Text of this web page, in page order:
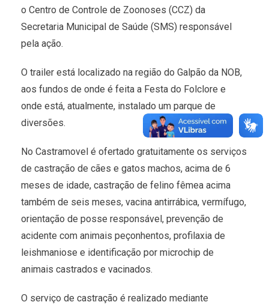
o Centro de Controle de Zoonoses (CCZ) da
Secretaria Municipal de Saúde (SMS) responsável
pela ação.
O trailer está localizado na região do Galpão da NOB,
aos fundos de onde é feita a Festa do Folclore e
onde está, atualmente, instalado um parque de
diversões.
No Castramovel é ofertado gratuitamente os serviços
de castração de cães e gatos machos, acima de 6
meses de idade, castração de felino fêmea acima
também de seis meses, vacina antirrábica, vermífugo,
orientação de posse responsável, prevenção de
acidente com animais peçonhentos, profilaxia de
leishmaniose e identificação por microchip de
animais castrados e vacinados.
O serviço de castração é realizado mediante